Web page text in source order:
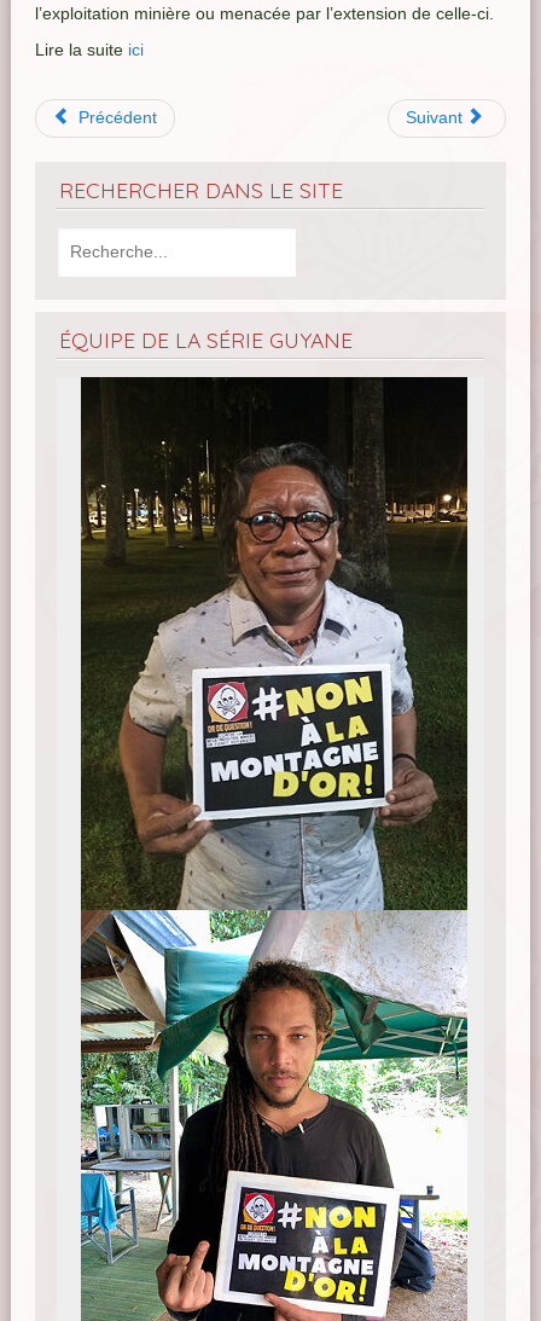
l’exploitation minière ou menacée par l’extension de celle-ci.
Lire la suite ici
Précédent Suivant
RECHERCHER DANS LE SITE
ÉQUIPE DE LA SÉRIE GUYANE